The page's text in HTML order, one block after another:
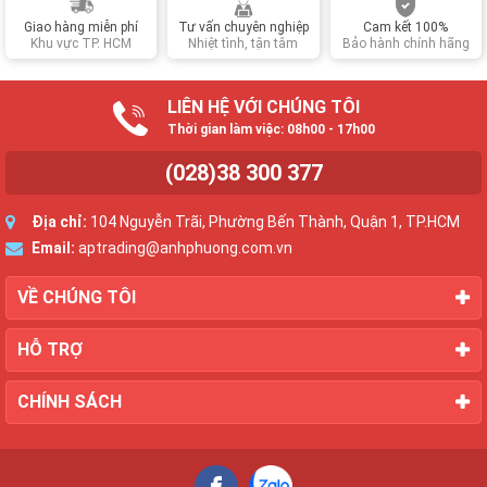
Giao hàng miễn phí
Khu vực TP. HCM
Tư vấn chuyên nghiệp
Nhiệt tình, tận tâm
Cam kết 100%
Bảo hành chính hãng
LIÊN HỆ VỚI CHÚNG TÔI
Thời gian làm việc: 08h00 - 17h00
(028)38 300 377
Địa chỉ: 104 Nguyễn Trãi, Phường Bến Thành, Quận 1, TP.HCM
Email: aptrading@anhphuong.com.vn
VỀ CHÚNG TÔI
HỖ TRỢ
CHÍNH SÁCH